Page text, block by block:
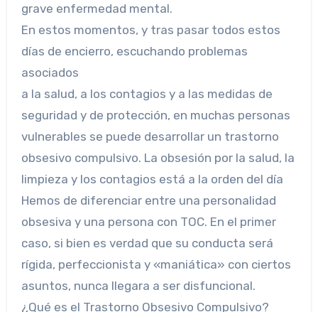
grave enfermedad mental.
En estos momentos, y tras pasar todos estos
días de encierro, escuchando problemas
asociados
a la salud, a los contagios y a las medidas de
seguridad y de protección, en muchas personas
vulnerables se puede desarrollar un trastorno
obsesivo compulsivo. La obsesión por la salud, la
limpieza y los contagios está a la orden del día
Hemos de diferenciar entre una personalidad
obsesiva y una persona con TOC. En el primer
caso, si bien es verdad que su conducta será
rígida, perfeccionista y «maniática» con ciertos
asuntos, nunca llegara a ser disfuncional.
¿Qué es el Trastorno Obsesivo Compulsivo?